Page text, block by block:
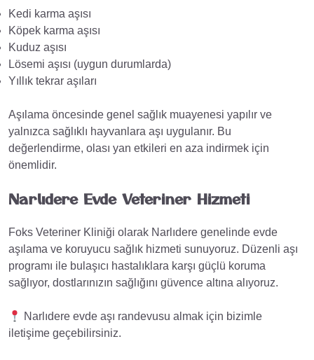
Kedi karma aşısı
Köpek karma aşısı
Kuduz aşısı
Lösemi aşısı (uygun durumlarda)
Yıllık tekrar aşıları
Aşılama öncesinde genel sağlık muayenesi yapılır ve
yalnızca sağlıklı hayvanlara aşı uygulanır. Bu
değerlendirme, olası yan etkileri en aza indirmek için
önemlidir.
Narlıdere Evde Veteriner Hizmeti
Foks Veteriner Kliniği olarak Narlıdere genelinde evde
aşılama ve koruyucu sağlık hizmeti sunuyoruz. Düzenli aşı
programı ile bulaşıcı hastalıklara karşı güçlü koruma
sağlıyor, dostlarınızın sağlığını güvence altına alıyoruz.
Narlıdere evde aşı randevusu almak için bizimle
iletişime geçebilirsiniz.